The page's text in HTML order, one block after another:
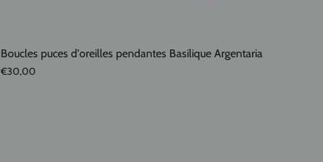
Boucles puces d'oreilles pendantes Basilique Argentaria
€30,00